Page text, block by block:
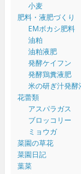
小麦
肥料・液肥づくり
EMボカシ肥料
油粕
油粕液肥
発酵ケイフン
発酵鶏糞液肥
米の研ぎ汁発酵
花蕾類
アスパラガス
ブロッコリー
ミョウガ
菜園の草花
菜園日記
葉菜